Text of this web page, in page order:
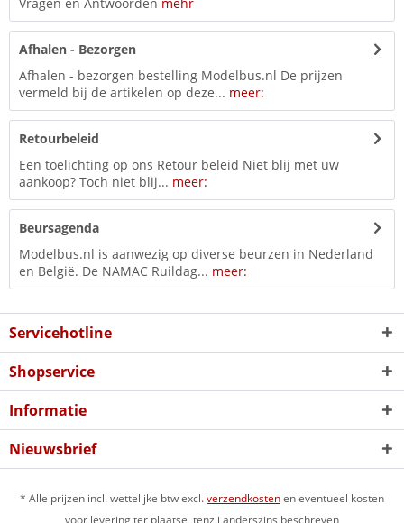
Afhalen - Bezorgen
Afhalen - bezorgen bestelling Modelbus.nl De prijzen
vermeld bij de artikelen op deze... meer:
Retourbeleid
Een toelichting op ons Retour beleid Niet blij met uw
aankoop? Toch niet blij... meer:
Beursagenda
Modelbus.nl is aanwezig op diverse beurzen in Nederland
en België. De NAMAC Ruildag... meer:
Servicehotline
Shopservice
Informatie
Nieuwsbrief
* Alle prijzen incl. wettelijke btw excl.verzendkostenen eventueel kosten